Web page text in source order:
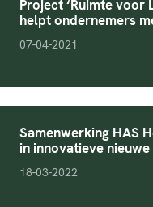
Project ‘Ruimte voor
helpt ondernemers
pubDate
07-04-2021
Samenwerking HAS
in innovatieve
pubDate
18-03-2022